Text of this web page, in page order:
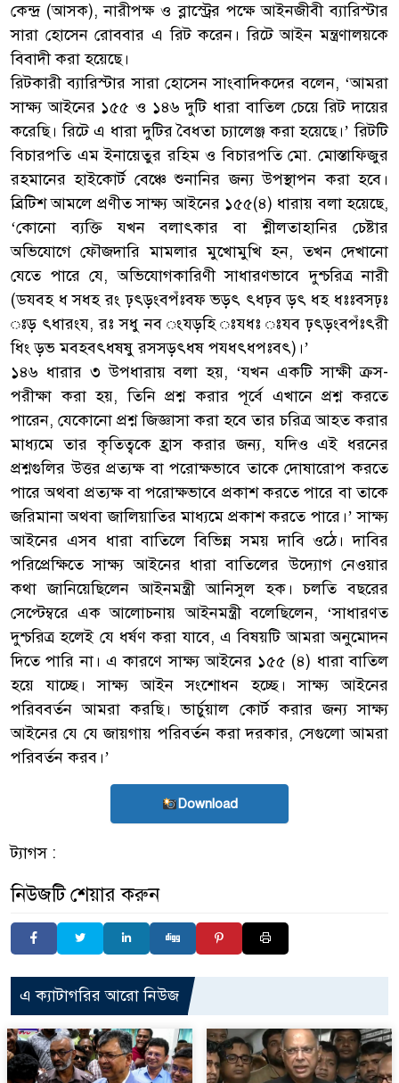
কেন্দ্র (আসক), নারীপক্ষ ও ব্লাস্ট্রের পক্ষে আইনজীবী ব্যারিস্টার
সারা হোসেন রোববার এ রিট করেন। রিটে আইন মন্ত্রণালয়কে
বিবাদী করা হয়েছে।
রিটকারী ব্যারিস্টার সারা হোসেন সাংবাদিকদের বলেন, ‘আমরা
সাক্ষ্য আইনের ১৫৫ ও ১৪৬ দুটি ধারা বাতিল চেয়ে রিট দায়ের
করেছি। রিটে এ ধারা দুটির বৈধতা চ্যালেঞ্জ করা হয়েছে।’ রিটটি
বিচারপতি এম ইনায়েতুর রহিম ও বিচারপতি মো. মোস্তাফিজুর
রহমানের হাইকোর্ট বেঞ্চে শুনানির জন্য উপস্থাপন করা হবে।
ব্রিটিশ আমলে প্রণীত সাক্ষ্য আইনের ১৫৫(৪) ধারায় বলা হয়েছে,
‘কোনো ব্যক্তি যখন বলাৎকার বা শ্লীলতাহানির চেষ্টার
অভিযোগে ফৌজদারি মামলার মুখোমুখি হন, তখন দেখানো
যেতে পারে যে, অভিযোগকারিণী সাধারণভাবে দুশ্চরিত্র নারী
(ডযবহ ধ সধহ রং ঢ়ৎড়ংবপঁঃবফ ভড়ৎ ৎধঢ়ব ড়ৎ ধহ ধঃঃবসঢ়ঃ
ঃড় ৎধারংয, রঃ সধু নব ংযড়হি ঃযধঃ ঃযব ঢ়ৎড়ংবপঁঃৎরী
ধিং ড়ভ মবহবৎধষষু রসসড়ৎধষ পযধৎধপঃবৎ)।’
১৪৬ ধারার ৩ উপধারায় বলা হয়, ‘যখন একটি সাক্ষী ক্রস-
পরীক্ষা করা হয়, তিনি প্রশ্ন করার পূর্বে এখানে প্রশ্ন করতে
পারেন, যেকোনো প্রশ্ন জিজ্ঞাসা করা হবে তার চরিত্র আহত করার
মাধ্যমে তার কৃতিত্বকে হ্রাস করার জন্য, যদিও এই ধরনের
প্রশ্নগুলির উত্তর প্রত্যক্ষ বা পরোক্ষভাবে তাকে দোষারোপ করতে
পারে অথবা প্রত্যক্ষ বা পরোক্ষভাবে প্রকাশ করতে পারে বা তাকে
জরিমানা অথবা জালিয়াতির মাধ্যমে প্রকাশ করতে পারে।’ সাক্ষ্য
আইনের এসব ধারা বাতিলে বিভিন্ন সময় দাবি ওঠে। দাবির
পরিপ্রেক্ষিতে সাক্ষ্য আইনের ধারা বাতিলের উদ্যোগ নেওয়ার
কথা জানিয়েছিলেন আইনমন্ত্রী আনিসুল হক। চলতি বছরের
সেপ্টেম্বরে এক আলোচনায় আইনমন্ত্রী বলেছিলেন, ‘সাধারণত
দুশ্চরিত্র হলেই যে ধর্ষণ করা যাবে, এ বিষয়টি আমরা অনুমোদন
দিতে পারি না। এ কারণে সাক্ষ্য আইনের ১৫৫ (৪) ধারা বাতিল
হয়ে যাচ্ছে। সাক্ষ্য আইন সংশোধন হচ্ছে। সাক্ষ্য আইনের
পরিববর্তন আমরা করছি। ভার্চুয়াল কোর্ট করার জন্য সাক্ষ্য
আইনের যে যে জায়গায় পরিবর্তন করা দরকার, সেগুলো আমরা
পরিবর্তন করব।’
Download
ট্যাগস :
নিউজটি শেয়ার করুন
এ ক্যাটাগরির আরো নিউজ